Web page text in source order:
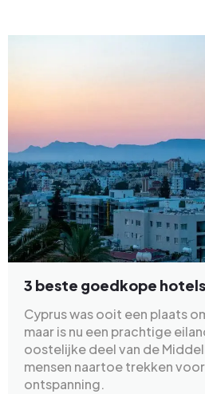
3 beste goedkope
Cyprus was ooit een plaats
maar is nu een prachtige
oostelijke deel van de
mensen naartoe trekken
ontspanning.